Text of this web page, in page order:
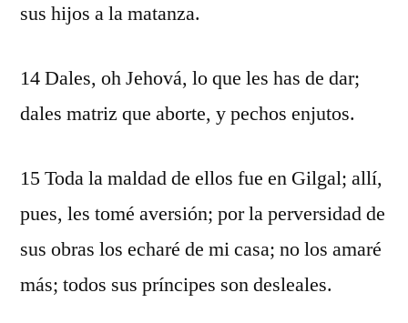
sus hijos a la matanza.
14 Dales, oh Jehová, lo que les has de dar;
dales matriz que aborte, y pechos enjutos.
15 Toda la maldad de ellos fue en Gilgal; allí,
pues, les tomé aversión; por la perversidad de
sus obras los echaré de mi casa; no los amaré
más; todos sus príncipes son desleales.